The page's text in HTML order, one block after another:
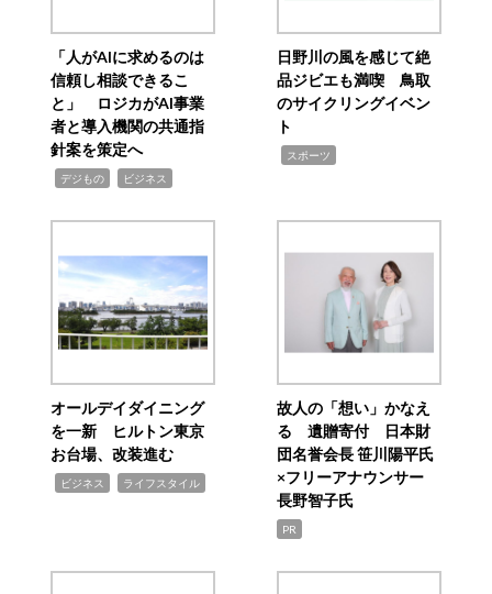
「人がAIに求めるのは
信頼し相談できるこ
と」 ロジカがAI事業
者と導入機関の共通指
針案を策定へ
デジもの ビジネス
日野川の風を感じて絶
品ジビエも満喫 鳥取
のサイクリングイベン
ト
スポーツ
オールデイダイニング
を一新 ヒルトン東京
お台場、改装進む
ビジネス ライフスタイル
故人の「想い」かなえ
る 遺贈寄付 日本財
団名誉会長 笹川陽平氏
×フリーアナウンサー
長野智子氏
PR